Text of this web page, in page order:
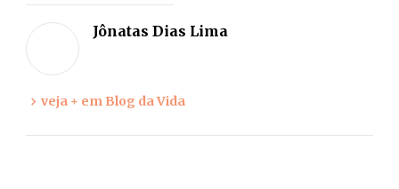
Jônatas Dias Lima
veja + em Blog da Vida